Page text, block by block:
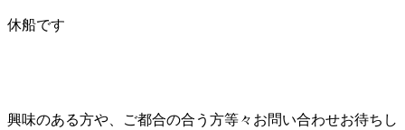
休船です
興味のある方や、ご都合の合う方等々お問い合わせお待ちし